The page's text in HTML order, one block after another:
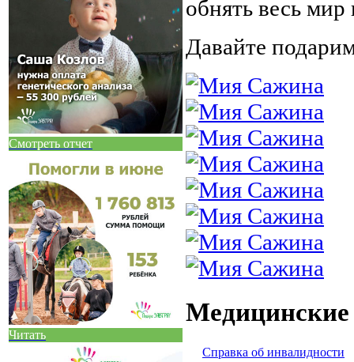
Смотреть отчет
Читать
обнять весь мир
Давайте
Cправка об инвалидности